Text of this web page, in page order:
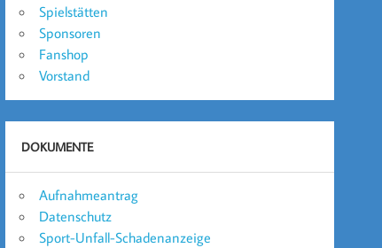
Spielstätten
Sponsoren
Fanshop
Vorstand
DOKUMENTE
Aufnahmeantrag
Datenschutz
Sport-Unfall-Schadenanzeige